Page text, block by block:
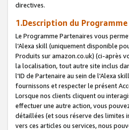
directives.
1.Description du
Le Programme Partenaires vous
l'Alexa skill (uniquement disponible
Produits sur amazon.co.uk) (ci-après
la localisation, tout autre site inclus
l'ID de Partenaire au sein de l'Alexa
fournissons et respecter le présent
Lorsque nos clients cliquent ou
effectuer une autre action, vous
détaillées (et sous réserve des limites
vers ces articles ou services, nous